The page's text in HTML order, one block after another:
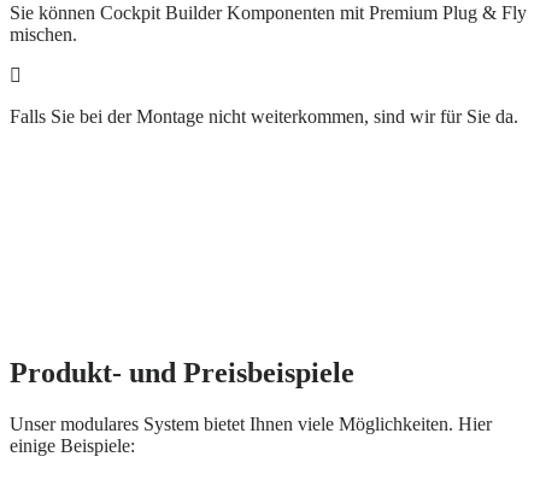
Sie können Cockpit Builder Komponenten mit Premium Plug & Fly
mischen.
Falls Sie bei der Montage nicht weiterkommen, sind wir für Sie da.
Produkt- und Preisbeispiele
Unser modulares System bietet Ihnen viele Möglichkeiten. Hier
einige Beispiele: